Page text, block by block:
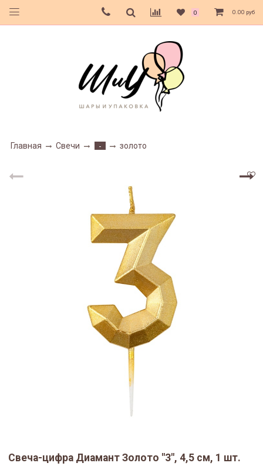
0 0.00 руб
Главная Свечи - золото
Свеча-цифра Диамант Золото "3", 4,5 см, 1 шт.